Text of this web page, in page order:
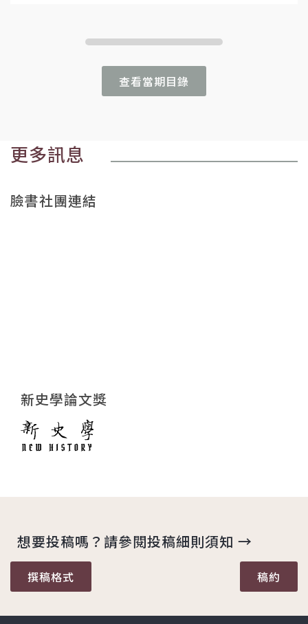
查看當期目錄
更多訊息
臉書社團連結
新史學論文獎
想要投稿嗎？請參閱投稿細則須知 →
撰稿格式 稿約